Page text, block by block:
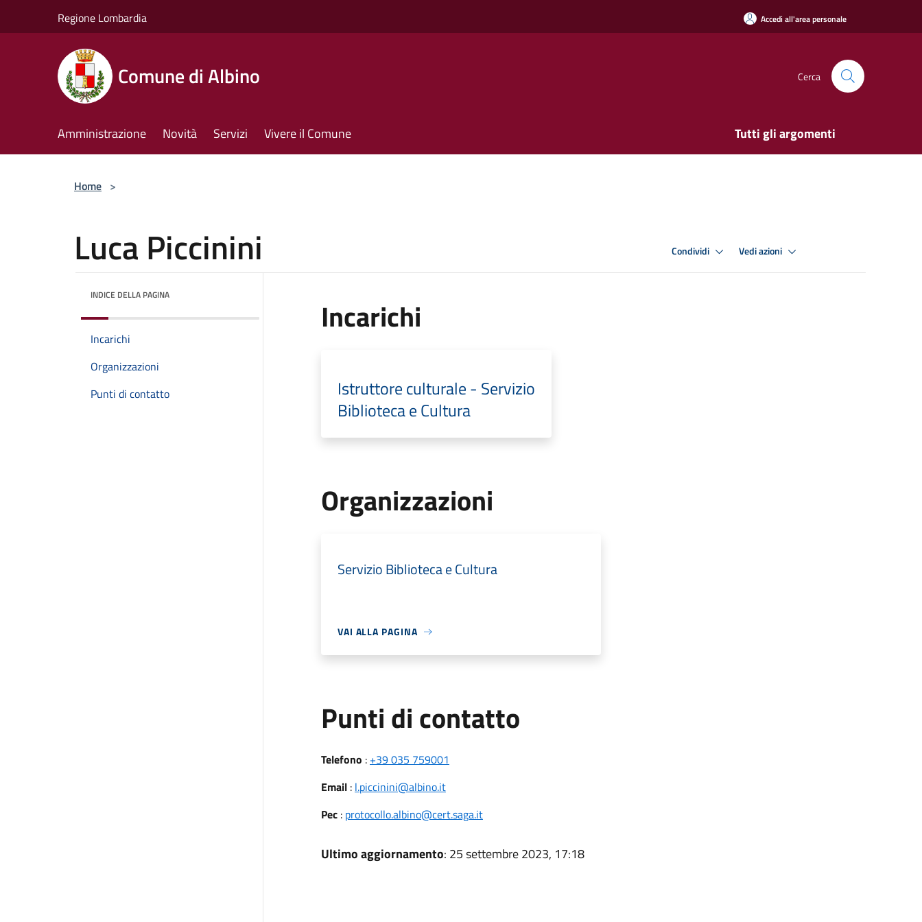
Regione Lombardia Accedi all'area personale
Comune di Albino Cerca
Amministrazione Novità Servizi Vivere il Comune Tutti gli argomenti
Home >
Luca Piccinini Condividi Vedi azioni
INDICE DELLA PAGINA
Incarichi
Organizzazioni
Punti di contatto
Incarichi
Istruttore culturale - Servizio
Biblioteca e Cultura
Organizzazioni
Servizio Biblioteca e Cultura
VAI ALLA PAGINA
Punti di contatto
Telefono : +39 035 759001
Email: l.piccinini@albino.it
Pec: protocollo.albino@cert.saga.it
Ultimo aggiornamento: 25 settembre 2023, 17:18